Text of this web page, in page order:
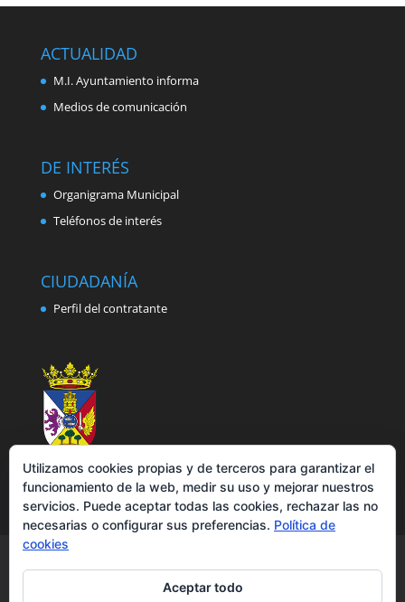
ACTUALIDAD
M.I. Ayuntamiento informa
Medios de comunicación
DE INTERÉS
Organigrama Municipal
Teléfonos de interés
CIUDADANÍA
Perfil del contratante
Política de cookies
Accesibilidad
Utilizamos cookies propias y de terceros para garantizar el
funcionamiento de la web, medir su uso y mejorar nuestros
servicios. Puede aceptar todas las cookies, rechazar las no
necesarias o configurar sus preferencias. Política de
cookies
Aceptar todo